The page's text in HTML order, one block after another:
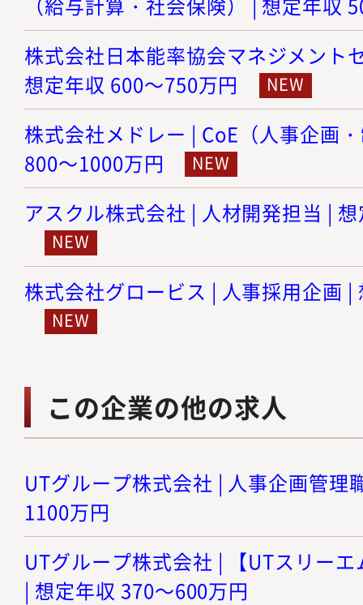
株式会社日本能率協会マネジメント
想定年収 600～750万円
株式会社メドレー | CoE（人事企画
800～1000万円
アスクル株式会社 | 人材開発担当 |
株式会社グロービス | 人事採用企画
この企業の他の求人
UTグループ株式会社 | 人事企画管理
1100万円
UTグループ株式会社 | 【UTスリー
| 想定年収 370～600万円